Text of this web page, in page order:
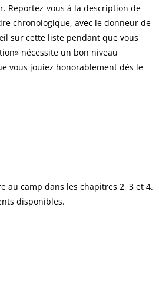
Reportez-vous à la description de
chronologique, avec le donneur de
sur cette liste pendant que vous
nécessite un bon niveau
vous jouiez honorablement dès le
au camp dans les chapitres 2, 3 et 4.
disponibles.